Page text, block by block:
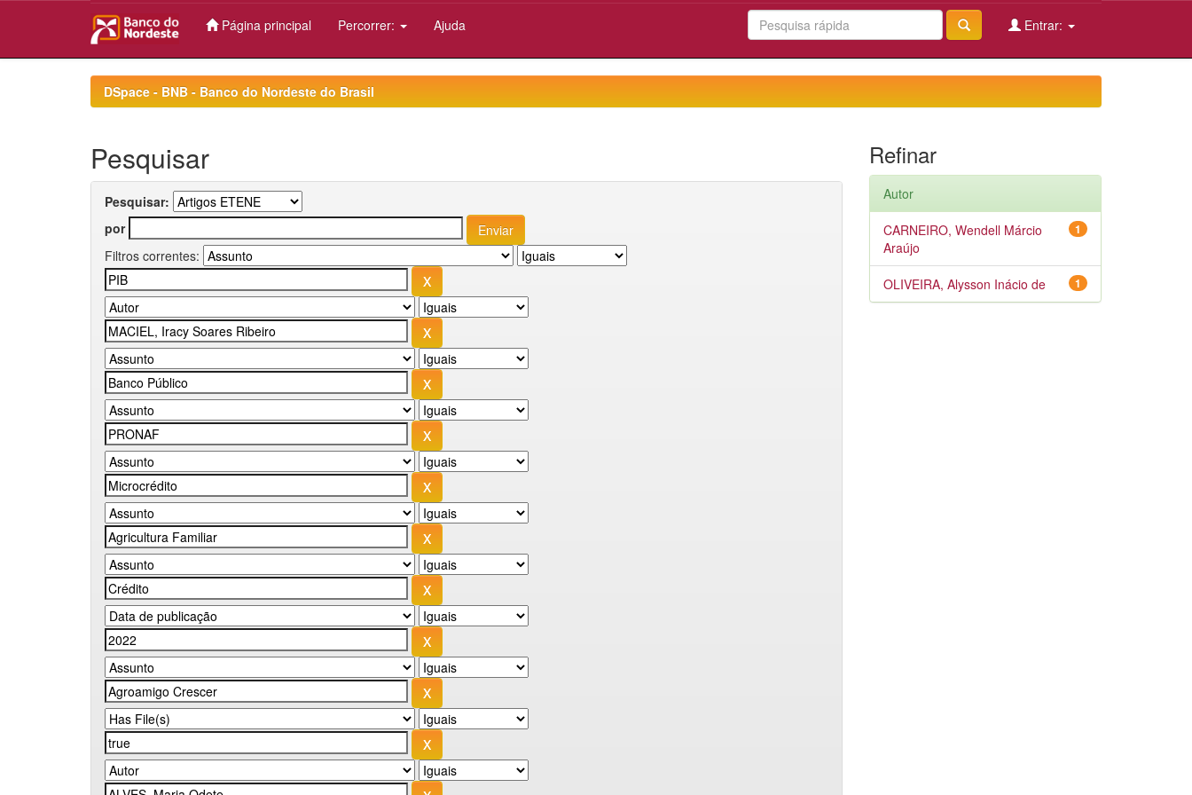
Página principal Percorrer: Ajuda Entrar:
DSpace - BNB - Banco do Nordeste do Brasil
Pesquisar
Pesquisar:
por
Filtros correntes:
Refinar
Autor
1
CARNEIRO, Wendell Márcio
Araújo
1
OLIVEIRA, Alysson Inácio de